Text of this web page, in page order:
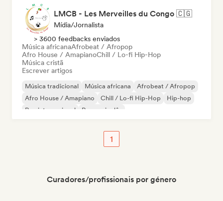
LMCB - Les Merveilles du Congo 🇨🇬
Mídia/Jornalista
> 3600 feedbacks enviados
Música africanaAfrobeat / Afropop
Afro House / AmapianoChill / Lo-fi Hip-Hop
Música cristã
Escrever artigos
Música tradicional Música africana
Afrobeat / Afropop
Afro House / Amapiano
Chill / Lo-fi Hip-Hop
Hip-hop
Rap internacional
Rap em inglês
1
Curadores/profissionais por género